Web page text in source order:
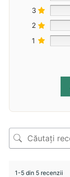
3
2
1
1-5 din 5 recenzii